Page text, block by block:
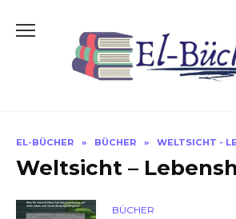
EL-BÜCHER » BÜCHER » WELTSICHT -
Weltsicht –
BÜCHER